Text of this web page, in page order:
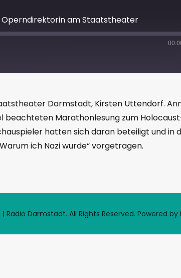
am Staatstheater
Darmstadt, Kirsten Uttendorf.
beachteten Marathonlesung zum
hatten sich daran beteiligt und in
ich Nazi wurde“ vorgetragen.
Radio Darmstadt. All Rights Reserved. Powered by